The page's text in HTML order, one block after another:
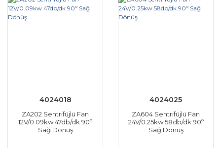
4024018
ZA202 Sentrifüjlü Fan
12V/0.09kw 47db/dk 90º
Sağ Dönüş
4024025
ZA604 Sentrifüjlü Fan
24V/0.25kw 58db/dk 90º
Sağ Dönüş